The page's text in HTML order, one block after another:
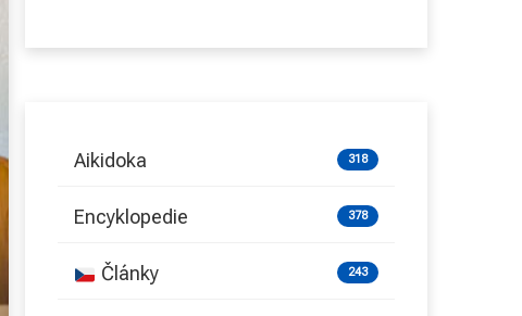
Aikidoka 318
Encyklopedie 378
Články 243